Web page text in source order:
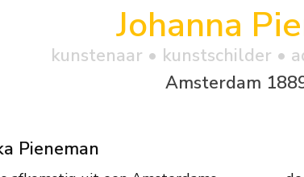
Johanna
kunstenaar • kunstschilder •
Amsterdam
Pieneman